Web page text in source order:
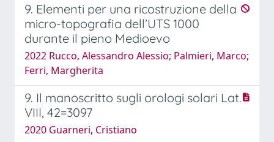
9. Elementi per una ricostruzione della
micro-topografia dell’UTS 1000
durante il pieno Medioevo
2022 Rucco, Alessandro Alessio; Palmieri, Marco;
Ferri, Margherita
9. Il manoscritto sugli orologi solari Lat.
VIII, 42=3097
2020 Guarneri, Cristiano